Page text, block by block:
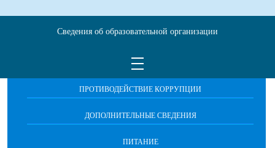
ОБРАЩЕНИЯ ГРАЖДАН
ПРОТИВОДЕЙСТВИЕ КОРРУПЦИИ
ДОПОЛНИТЕЛЬНЫЕ СВЕДЕНИЯ
ПИТАНИЕ
Сведения об образовательной организации